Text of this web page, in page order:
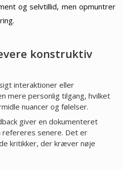
og selvtillid, men opmuntrer
konstruktiv
interaktioner eller
mere personlig tilgang, hvilket
nuancer og følelser.
giver en dokumenteret
refereres senere. Det er
kritikker, der kræver nøje